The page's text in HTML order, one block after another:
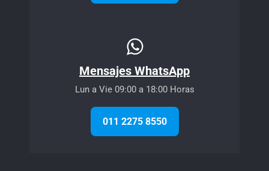
Mensajes WhatsApp
Lun a Vie 09:00 a 18:00 Horas
011 2275 8550